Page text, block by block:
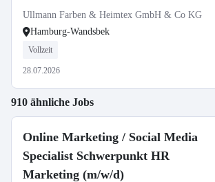
Ullmann Farben & Heimtex GmbH & Co KG
Hamburg-Wandsbek
Vollzeit
28.07.2026
910 ähnliche Jobs
Online Marketing / Social Media
Specialist Schwerpunkt HR
Marketing (m/w/d)